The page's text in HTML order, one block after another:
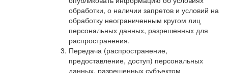
обработки, о наличии запретов и условий на
обработку неограниченным кругом лиц
персональных данных, разрешенных для
распространения.
Передача (распространение,
предоставление, доступ) персональных
данных, разрешенных субъектом